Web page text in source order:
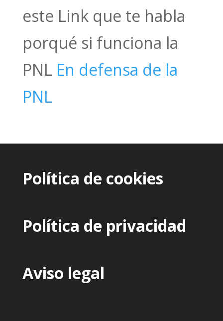
este Link que te habla
porqué si funciona la
PNL En defensa de la
PNL
Política de cookies
Política de privacidad
Aviso legal